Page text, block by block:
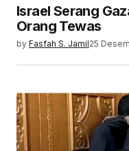
Israel Serang
Orang Tewas
by Fasfah S. Jamil25